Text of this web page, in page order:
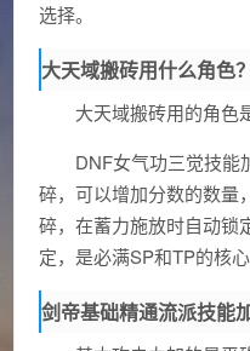
选择。
大天域搬砖用什么角色？
大天域搬砖用的角色
DNF女气功三觉技能
碎，可以增加分数的数量
碎，在蓄力施放时自动锁
定，是必满SP和TP的核心
剑帝基础精通流派技能